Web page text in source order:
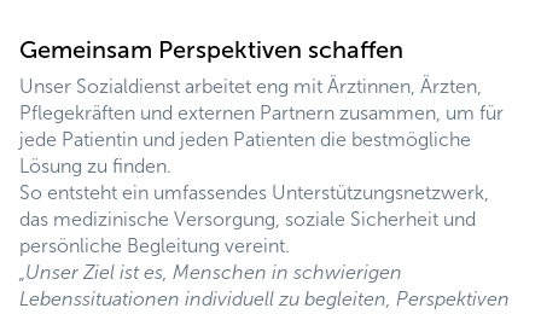
Gemeinsam Perspektiven schaffen
Unser Sozialdienst arbeitet eng mit Ärztinnen, Ärzten,
Pflegekräften und externen Partnern zusammen, um für
jede Patientin und jeden Patienten die bestmögliche
Lösung zu finden.
So entsteht ein umfassendes Unterstützungsnetzwerk,
das medizinische Versorgung, soziale Sicherheit und
persönliche Begleitung vereint.
„Unser Ziel ist es, Menschen in schwierigen
Lebenssituationen individuell zu begleiten, Perspektiven